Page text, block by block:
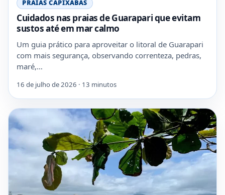
PRAIAS CAPIXABAS
Cuidados nas praias de Guarapari que evitam
sustos até em mar calmo
Um guia prático para aproveitar o litoral de Guarapari
com mais segurança, observando correnteza, pedras,
maré,…
16 de julho de 2026 · 13 minutos